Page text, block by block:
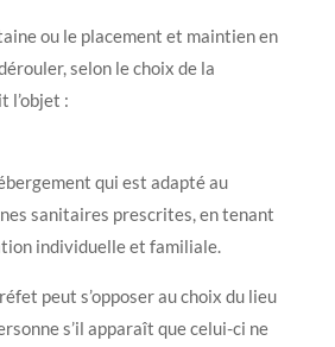
ou le placement et maintien en
selon le choix de la
l’objet :
qui est adapté au
sanitaires prescrites, en tenant
individuelle et familiale.
peut s’opposer au choix du lieu
s’il apparaît que celui-ci ne